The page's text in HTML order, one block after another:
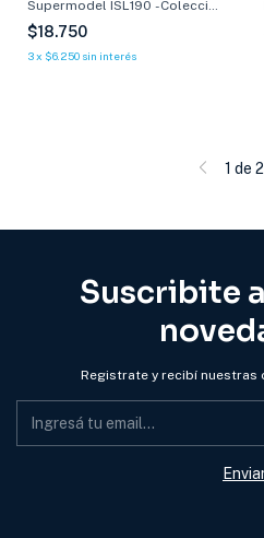
Supermodel ISL190 -Colección
What's Your Mani-tude? - 15 ml
$18.750
3x $6.250 sin interés
1 de 2
Suscribite
Registrate y recibí nuestras